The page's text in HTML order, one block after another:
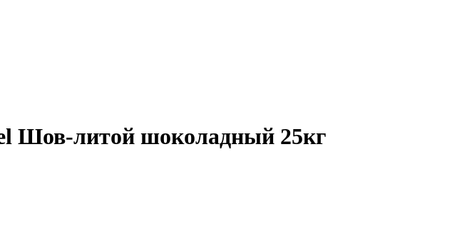
Шов-литой шоколадный 25кг